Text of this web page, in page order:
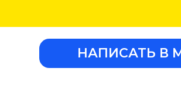
НАПИСАТЬ В